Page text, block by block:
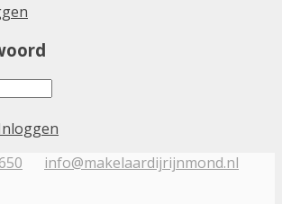
info@makelaardijrijnmond.nl